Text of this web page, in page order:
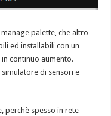
palette, che altro
ed installabili con un
continuo aumento.
di sensori e
perchè spesso in rete